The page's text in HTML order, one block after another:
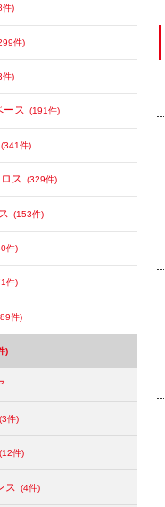
件)
件)
件)
ース (191件)
(341件)
ス (329件)
(153件)
件)
件)
件)
)
(3件)
(12件)
ス (4件)